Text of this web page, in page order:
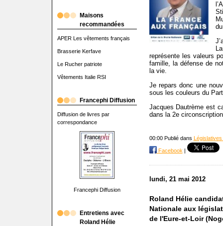
Maisons
recommandées
APER Les vêtements français
Brasserie Kerfave
Le Rucher patriote
Vêtements Italie RSI
Francephi Diffusion
Diffusion de livres par
correspondance
Francephi Diffusion
Entretiens avec
Roland Hélie
représente les valeurs
famille, la défense de
la vie.
Je repars donc une
sous les couleurs du
Jacques Dautrème est
dans la 2e
00:00 Publié dans Législatives
Facebook |
lundi, 21 mai 2012
Roland Hélie
Nationale aux
de l'Eure-et-Loir